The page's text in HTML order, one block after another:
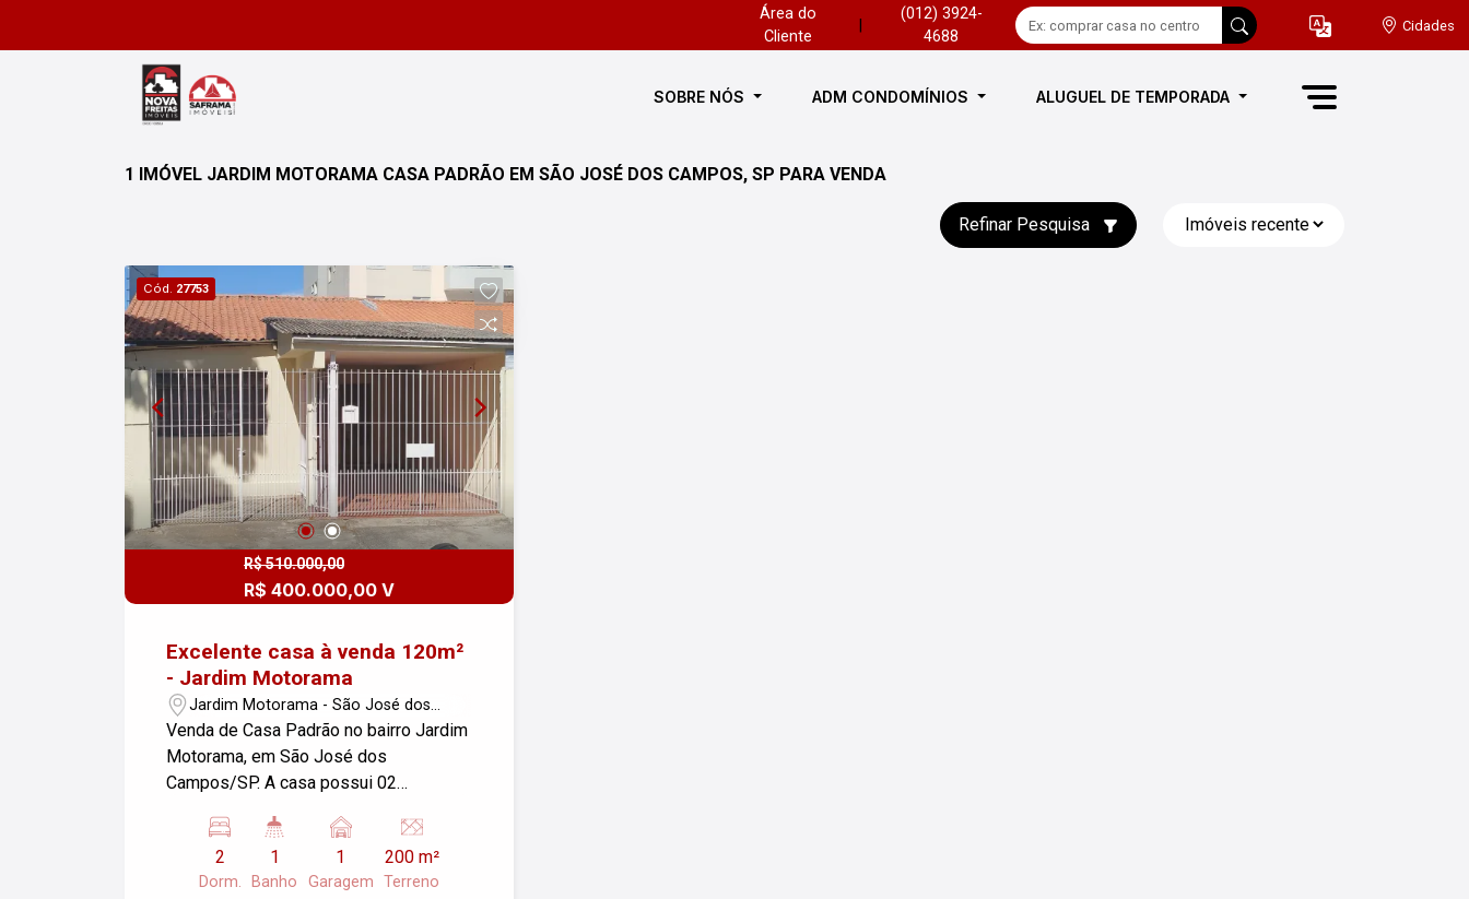
Área do
Cliente
(012) 3924-
4688
Cidades
SOBRE NÓS ADM CONDOMÍNIOS ALUGUEL DE TEMPORADA
1 IMÓVEL JARDIM MOTORAMA CASA PADRÃO EM SÃO JOSÉ DOS CAMPOS, SP PARA VENDA
Refinar Pesquisa
Cód. 27753
R$ 510.000,00
R$ 400.000,00 V
Excelente casa à venda 120m²
- Jardim Motorama
Jardim Motorama - São José dos
Campos/SP
Venda de Casa Padrão no bairro Jardim
Motorama, em São José dos
Campos/SP. A casa possui 02
fundos, com área construída de 120,43
m² e área de terreno de 200,00 m². Se
você estiver interessado em mais
2
Dorm.
1
Banho
1
Garagem
200 m²
Terreno